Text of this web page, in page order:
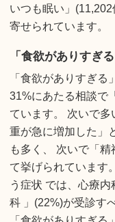
いつも眠い」
寄せられています。
「食欲がありすぎ
「食欲がありすぎる
31%にあたる相談で
ています。 次いで
重が急に増加した」
も多く、 次いで「
て挙げられています
う症状 では、心療
科 」(22%)が受診す